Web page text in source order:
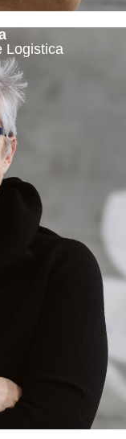
Logistica